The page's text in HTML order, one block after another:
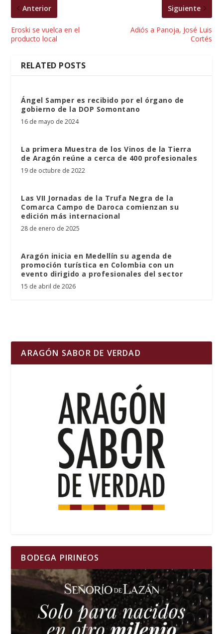
Anterior
Eroski se vuelca en el
producto local
Siguiente
Adiós a Panoja, José Luis
Cortés
RELATED POSTS
Ángel Samper es recibido por el órgano de
gobierno de la DOP Somontano
16 de mayo de 2024
La primera Muestra de los Vinos de la Tierra
de Aragón reúne a cerca de 400 profesionales
19 de octubre de 2022
Las VII Jornadas de la Trufa Negra de la
Comarca Campo de Daroca comienzan su
edición más internacional
28 de enero de 2025
Aragón inicia en Medellín su agenda de
promoción turística en Colombia con un
evento dirigido a profesionales del sector
15 de abril de 2026
ARAGÓN SABOR DE VERDAD
BODEGA PIRINEOS